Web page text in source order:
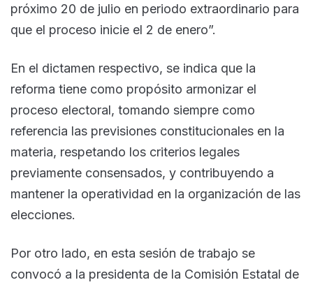
próximo 20 de julio en periodo extraordinario para
que el proceso inicie el 2 de enero”.
En el dictamen respectivo, se indica que la
reforma tiene como propósito armonizar el
proceso electoral, tomando siempre como
referencia las previsiones constitucionales en la
materia, respetando los criterios legales
previamente consensados, y contribuyendo a
mantener la operatividad en la organización de las
elecciones.
Por otro lado, en esta sesión de trabajo se
convocó a la presidenta de la Comisión Estatal de